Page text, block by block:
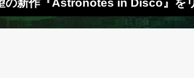
の新作『Astronotes in Disco』を